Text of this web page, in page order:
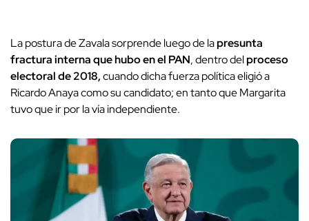
La postura de Zavala sorprende luego de lapresunta
fractura interna que hubo en el PAN, dentro delproceso
electoral de 2018,cuando dicha fuerza política eligió a
Ricardo Anaya como su candidato; en tanto que Margarita
tuvo que ir por la vía independiente.